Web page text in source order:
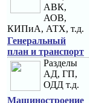
АВК,
АОВ,
КИПиА, АТХ, т.д.
Генеральный
план и транспорт
Разделы
АД, ГП,
ОДД т.д.
Машиностроение